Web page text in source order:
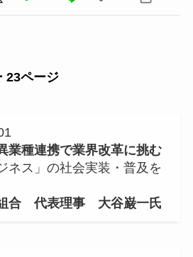
23ページ
業種連携で業界改革に挑む
ネス」の社会実装・普及を
合 代表理事 大谷巌一氏